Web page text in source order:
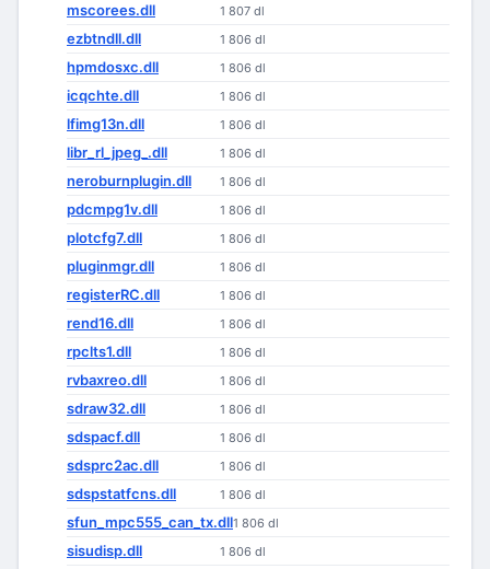
mscorees.dll 1 807 dl
ezbtndll.dll 1 806 dl
hpmdosxc.dll 1 806 dl
icqchte.dll 1 806 dl
lfimg13n.dll 1 806 dl
libr_rl_jpeg_.dll 1 806 dl
neroburnplugin.dll 1 806 dl
pdcmpg1v.dll 1 806 dl
plotcfg7.dll 1 806 dl
pluginmgr.dll 1 806 dl
registerRC.dll 1 806 dl
rend16.dll 1 806 dl
rpclts1.dll 1 806 dl
rvbaxreo.dll 1 806 dl
sdraw32.dll 1 806 dl
sdspacf.dll 1 806 dl
sdsprc2ac.dll 1 806 dl
sdspstatfcns.dll 1 806 dl
sfun_mpc555_can_tx.dll1 806 dl
sisudisp.dll 1 806 dl